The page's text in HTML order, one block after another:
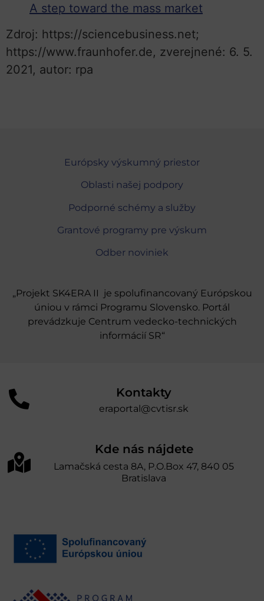
A step toward the mass market
Zdroj: https://sciencebusiness.net;
https://www.fraunhofer.de, zverejnené: 6. 5.
2021, autor: rpa
Európsky výskumný priestor
Oblasti našej podpory
Podporné schémy a služby
Grantové programy pre výskum
Odber noviniek
„Projekt SK4ERA II je spolufinancovaný Európskou
úniou v rámci Programu Slovensko. Portál
prevádzkuje Centrum vedecko-technických
informácií SR“
Kontakty
eraportal@cvtisr.sk
Kde nás nájdete
Lamačská cesta 8A, P.O.Box 47, 840 05
Bratislava